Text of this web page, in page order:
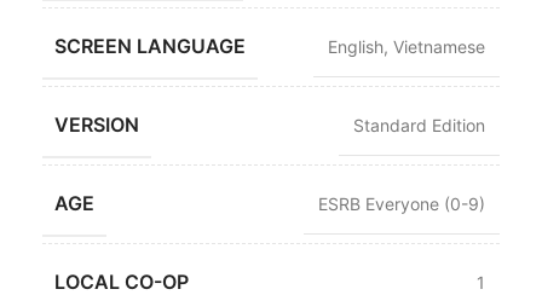
SCREEN LANGUAGE English, Vietnamese
VERSION Standard Edition
AGE ESRB Everyone (0-9)
LOCAL CO-OP 1